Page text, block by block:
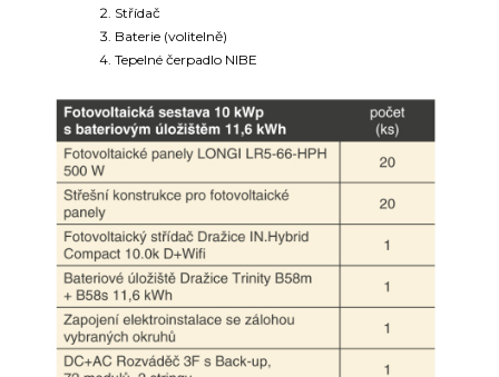
Střídač
Baterie (volitelně)
Tepelné čerpadlo NIBE